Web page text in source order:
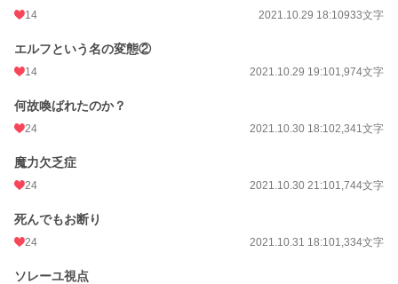
14 2021.10.29 18:10933文字
エルフという名の変態②
14 2021.10.29 19:101,974文字
何故喚ばれたのか？
24 2021.10.30 18:102,341文字
魔力欠乏症
24 2021.10.30 21:101,744文字
死んでもお断り
24 2021.10.31 18:101,334文字
ソレーユ視点